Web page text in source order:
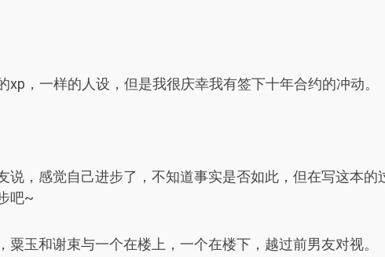
，一样的人设，但是我很庆幸我有签下十年合约的冲动。
，感觉自己进步了，不知道事实是否如此，但在写这本的
吧~
玉和谢束与一个在楼上，一个在楼下，越过前男友对视。